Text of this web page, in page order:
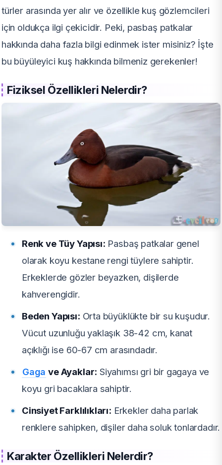
türler arasında yer alır ve özellikle kuş gözlemcileri
için oldukça ilgi çekicidir. Peki, pasbaş patkalar
hakkında daha fazla bilgi edinmek ister misiniz? İşte
bu büyüleyici kuş hakkında bilmeniz gerekenler!
Fiziksel Özellikleri Nelerdir?
Renk ve Tüy Yapısı: Pasbaş patkalar genel
olarak koyu kestane rengi tüylere sahiptir.
Erkeklerde gözler beyazken, dişilerde
kahverengidir.
Beden Yapısı: Orta büyüklükte bir su kuşudur.
Vücut uzunluğu yaklaşık 38-42 cm, kanat
açıklığı ise 60-67 cm arasındadır.
Gaga ve Ayaklar: Siyahımsı gri bir gagaya ve
koyu gri bacaklara sahiptir.
Cinsiyet Farklılıkları: Erkekler daha parlak
renklere sahipken, dişiler daha soluk tonlardadır.
Karakter Özellikleri Nelerdir?